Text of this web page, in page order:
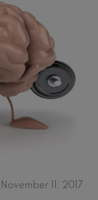
November 11, 2017